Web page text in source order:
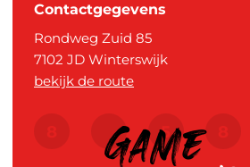
Contactgegevens
Rondweg Zuid 85
7102 JD Winterswijk
bekijk de route